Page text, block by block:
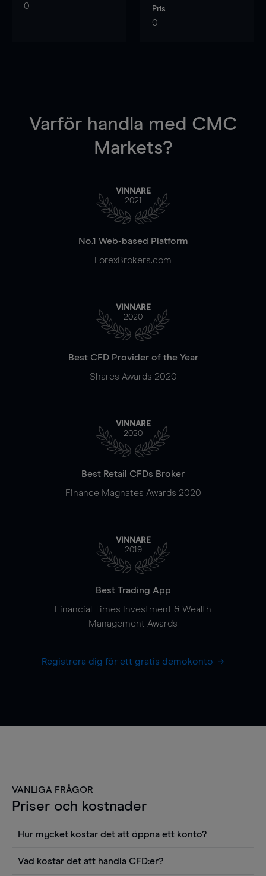
0 Pris
0
Varför handla med CMC
Markets?
VINNARE
2021
No.1 Web-based Platform
ForexBrokers.com
VINNARE
2020
Best CFD Provider of the Year
Shares Awards 2020
VINNARE
2020
Best Retail CFDs Broker
Finance Magnates Awards 2020
VINNARE
2019
Best Trading App
Financial Times Investment & Wealth
Management Awards
Registrera dig för ett gratis demokonto
VANLIGA FRÅGOR
Priser och kostnader
Hur mycket kostar det att öppna ett konto?
Vad kostar det att handla CFD:er?